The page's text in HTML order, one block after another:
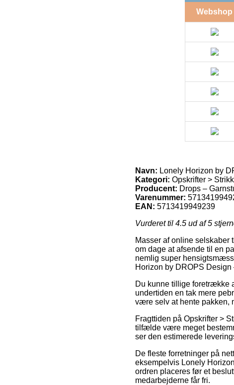
Webshop
Navn: Lonely Horizon by
Kategori: Opskrifter >
Producent: Drops –
Varenummer:
EAN: 5713419949239
Vurderet til 4.5 ud af 5
Masser af online selskaber
om dage at afsende til en
nemlig super
Horizon by DROPS Design
Du kunne tillige foretrække
undertiden en tak mere
være selv at hente pakken,
Fragttiden på Opskrifter >
tilfælde være meget
ser den estimerede
De fleste forretninger på
eksempelvis Lonely
ordren placeres før et
medarbejderne får fri.